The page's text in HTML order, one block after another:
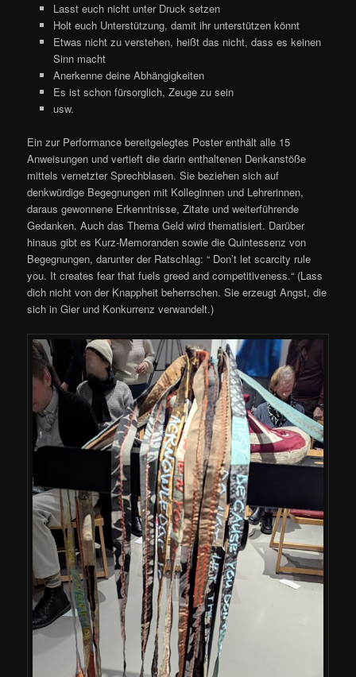
Lasst euch nicht unter Druck setzen
Holt euch Unterstützung, damit ihr unterstützen könnt
Etwas nicht zu verstehen, heißt das nicht, dass es keinen
Sinn macht
Anerkenne deine Abhängigkeiten
Es ist schon fürsorglich, Zeuge zu sein
usw.
Ein zur Performance bereitgelegtes Poster enthält alle 15
Anweisungen und vertieft die darin enthaltenen Denkanstöße
mittels vernetzter Sprechblasen. Sie beziehen sich auf
denkwürdige Begegnungen mit Kolleginnen und Lehrerinnen,
daraus gewonnene Erkenntnisse, Zitate und weiterführende
Gedanken. Auch das Thema Geld wird thematisiert. Darüber
hinaus gibt es Kurz-Memoranden sowie die Quintessenz von
Begegnungen, darunter der Ratschlag: “ Don’t let scarcity rule
you. It creates fear that fuels greed and competitiveness.“ (Lass
dich nicht von der Knappheit beherrschen. Sie erzeugt Angst, die
sich in Gier und Konkurrenz verwandelt.)